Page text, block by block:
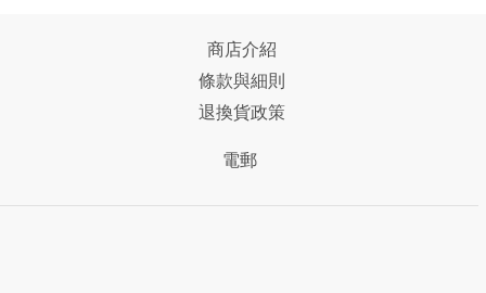
商店介紹
條款與細則
退換貨政策
電郵